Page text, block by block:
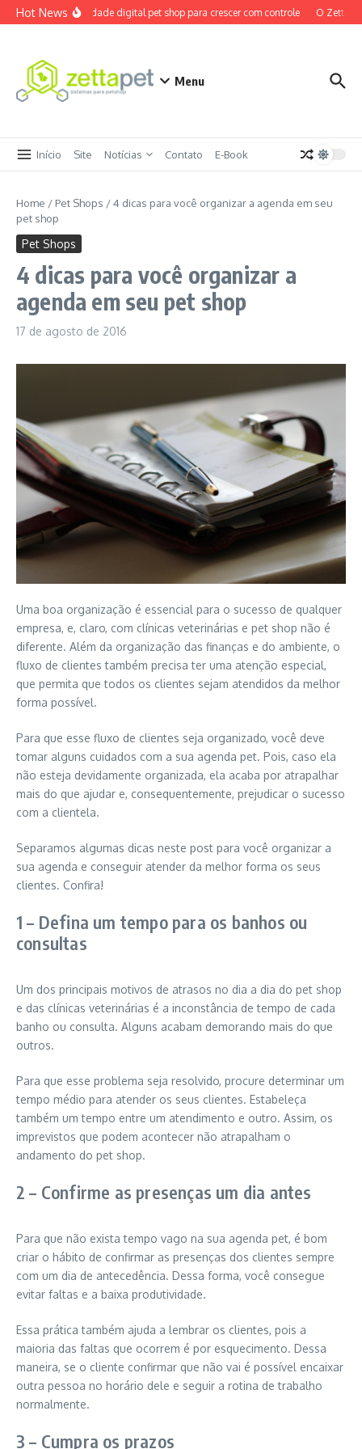
Ir para o conteúdo
Hot NewsMaturidade digital pet shop para crescer com controle O
Menu
Início Site Notícias Contato E-Book
Home / Pet Shops /4 dicas para você organizar a agenda em seu
pet shop
Pet Shops
4 dicas para você organizar a
agenda em seu pet shop
17 de agosto de 2016
Uma boa organização é essencial para o sucesso de qualquer
empresa, e, claro, com clínicas veterinárias e pet shop não é
diferente. Além da organização das finanças e do ambiente, o
fluxo de clientes também precisa ter uma atenção especial,
que permita que todos os clientes sejam atendidos da melhor
forma possível.
Para que esse fluxo de clientes seja organizado, você deve
tomar alguns cuidados com a sua agenda pet. Pois, caso ela
não esteja devidamente organizada, ela acaba por atrapalhar
mais do que ajudar e, consequentemente, prejudicar o sucesso
com a clientela.
Separamos algumas dicas neste post para você organizar a
sua agenda e conseguir atender da melhor forma os seus
clientes. Confira!
1 – Defina um tempo para os banhos ou
consultas
Um dos principais motivos de atrasos no dia a dia do pet shop
e das clínicas veterinárias é a inconstância de tempo de cada
banho ou consulta. Alguns acabam demorando mais do que
outros.
Para que esse problema seja resolvido, procure determinar um
tempo médio para atender os seus clientes. Estabeleça
também um tempo entre um atendimento e outro. Assim, os
imprevistos que podem acontecer não atrapalham o
andamento do pet shop.
2 – Confirme as presenças um dia antes
Para que não exista tempo vago na sua agenda pet, é bom
criar o hábito de confirmar as presenças dos clientes sempre
com um dia de antecedência. Dessa forma, você consegue
evitar faltas e a baixa produtividade.
Essa prática também ajuda a lembrar os clientes, pois a
maioria das faltas que ocorrem é por esquecimento. Dessa
maneira, se o cliente confirmar que não vai é possível encaixar
outra pessoa no horário dele e seguir a rotina de trabalho
normalmente.
3 – Cumpra os prazos